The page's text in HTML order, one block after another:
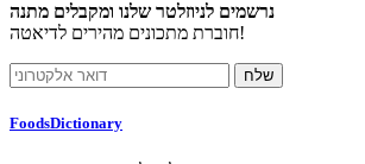
נרשמים לניוזלטר שלנו ומקבלים מתנה
חוברת מתכונים מהירים לדיאטה!
FoodsDictionary